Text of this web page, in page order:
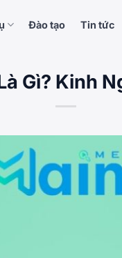
Đào tạo Tin tức
Gì? Kinh